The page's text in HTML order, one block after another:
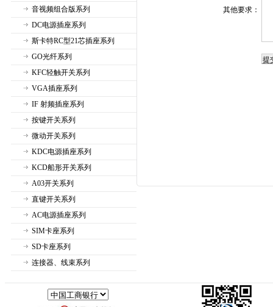
音视频组合版系列
DC电源插座系列
斯卡特RC型21芯插座系列
GO光纤系列
KFC轻触开关系列
VGA插座系列
IF 射频插座系列
按键开关系列
微动开关系列
KDC电源插座系列
KCD船形开关系列
A03开关系列
直键开关系列
AC电源插座系列
SIM卡座系列
SD卡座系列
连接器、线束系列
其他要求：